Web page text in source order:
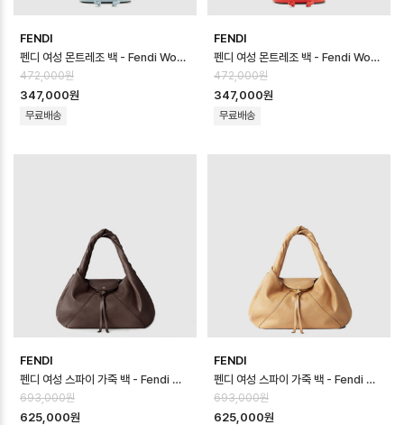
FENDI
펜디 여성 몬트레조 백 - Fendi Womens Montrezo Bag - feb1704…
472,000원
347,000원
무료배송
FENDI
펜디 여성 몬트레조 백 - Fendi Womens Montrezo Bag - feb1704…
472,000원
347,000원
무료배송
FENDI
펜디 여성 스파이 가죽 백 - Fendi Womens Spy Leather Bag - fe…
693,000원
625,000원
FENDI
펜디 여성 스파이 가죽 백 - Fendi Womens Spy Leather Bag - fe…
693,000원
625,000원